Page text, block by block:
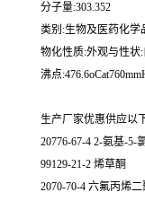
分子量:303.352
类别:生物及医药化学
物化性质:外观与性状
沸点
生产厂家优惠供应以
20776-67-4 2-氨基-5-
99129-21-2 烯草酮
2070-70-4 六氟丙烯